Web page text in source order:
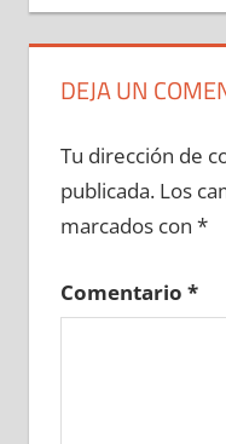
DEJA UN
Tu dirección de
publicada. Los
marcados con *
Comentario *